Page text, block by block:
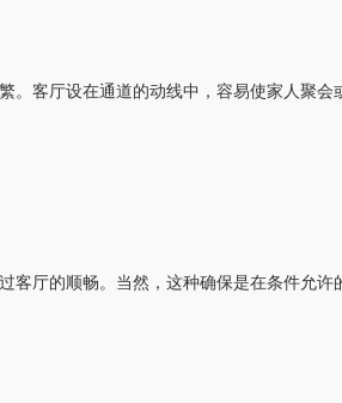
客厅设在通道的动线中，容易使家人聚会
厅的顺畅。当然，这种确保是在条件允许